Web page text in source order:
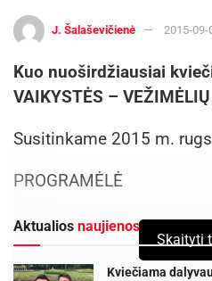
J. Šalaševičienė 2015-09-
Kuo nuoširdžiausiai
VAIKYSTĖS –
Susitinkame 2015 m.
PROGRAMĖLĖ
Aktualios naujienos
Kviečiama
Skaityti